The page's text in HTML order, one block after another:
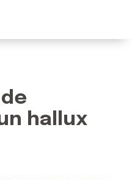
hallux